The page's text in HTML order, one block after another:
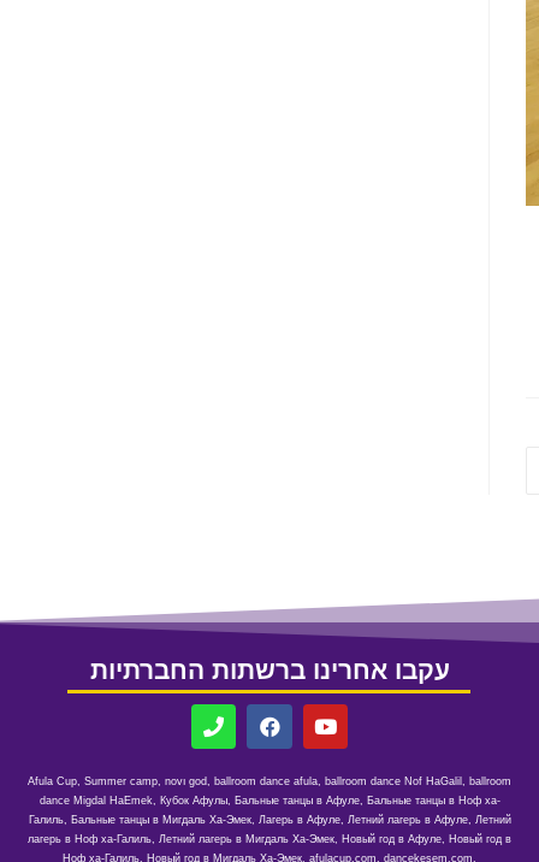
עקבו אחרינו ברשתות החברתיות
Afula Cup ,Summer camp , novו god ballroom dance afula ballroom dance Nof HaGalil
ballroom
dance Migdal HaEmek
Кубок Афулы, Бальные танцы в Афуле,
Бальные танцы в Ноф ха-
Галиль, Бальные танцы в Мигдаль Ха-Эмек, Лагерь в Афуле, Летний лагерь в Афуле,
Летний
лагерь в Ноф ха-Галиль
Летний лагерь в Мигдаль Ха-Эмек Новый год в Афуле
Новый год в
Ноф ха-Галиль
Новый год в Мигдаль Ха-Эмек ,afulacup.com ,dancekesem.com